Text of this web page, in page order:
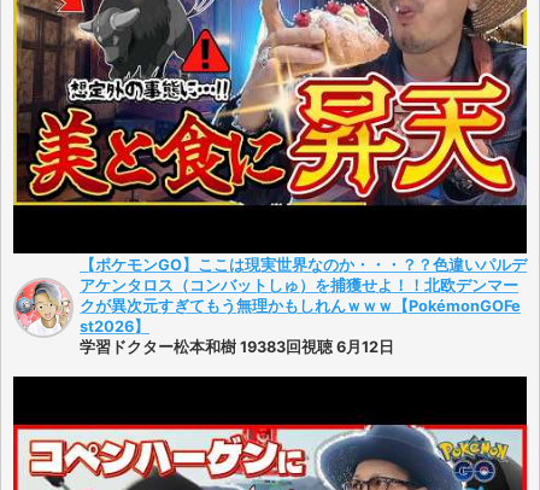
【ポケモンGO】ここは現実世界なのか・・・？？色違いパルデ
アケンタロス（コンバットしゅ）を捕獲せよ！！北欧デンマー
クが異次元すぎてもう無理かもしれんｗｗｗ【PokémonGOFe
st2026】
学習ドクター松本和樹 19383回視聴 6月12日